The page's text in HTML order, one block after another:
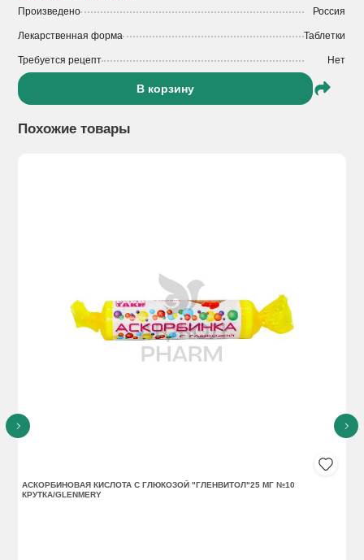
Произведено Россия
Лекарственная форма Таблетки
Требуется рецепт Нет
В корзину
Похожие товары
АСКОРБИНОВАЯ КИСЛОТА С ГЛЮКОЗОЙ "ГЛЕНВИТОЛ"25 МГ №10
КРУТКА/GLENMERY